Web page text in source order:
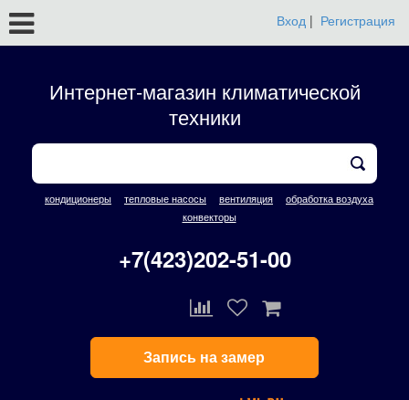
Вход | Регистрация
Интернет-магазин климатической
техники
кондиционеры тепловые насосы вентиляция
обработка воздуха
конвекторы
+7(423)202-51-00
Запись на замер